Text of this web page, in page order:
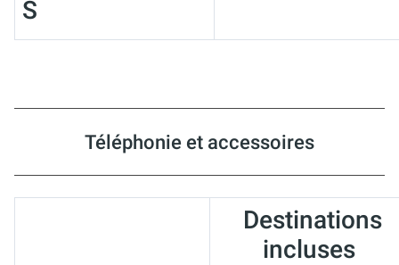
S
Téléphonie et accessoires
Destinations
incluses